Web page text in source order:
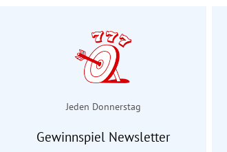
Jeden Donnerstag
Gewinnspiel Newsletter